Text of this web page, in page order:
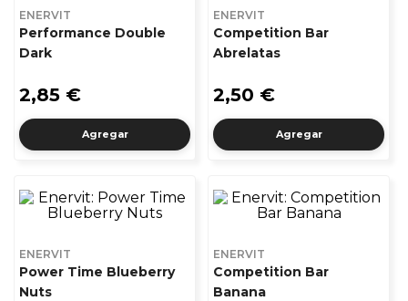
ENERVIT
Performance Double
Dark
2,85 €
Agregar
ENERVIT
Competition Bar
Abrelatas
2,50 €
Agregar
ENERVIT
Power Time Blueberry
Nuts
ENERVIT
Competition Bar
Banana